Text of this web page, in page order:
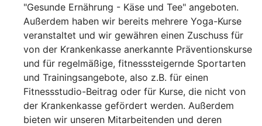
"Gesunde Ernährung - Käse und Tee" angeboten.
Außerdem haben wir bereits mehrere Yoga-Kurse
veranstaltet und wir gewähren einen Zuschuss für
von der Krankenkasse anerkannte Präventionskurse
und für regelmäßige, fitnesssteigernde Sportarten
und Trainingsangebote, also z.B. für einen
Fitnessstudio-Beitrag oder für Kurse, die nicht von
der Krankenkasse gefördert werden. Außerdem
bieten wir unseren Mitarbeitenden und deren